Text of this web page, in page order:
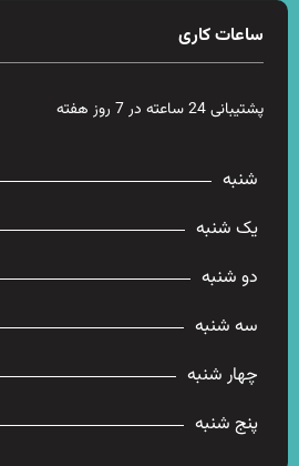
ساعات کاری
پشتیبانی 24 ساعته در 7 روز هفته
شنبه
یک شنبه
دو شنبه
سه شنبه
چهار شنبه
پنج شنبه